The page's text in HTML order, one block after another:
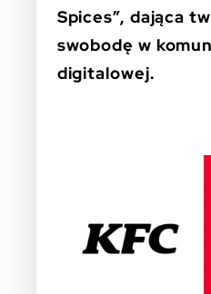
Spices”, dająca
swobodę w
digitalowej.